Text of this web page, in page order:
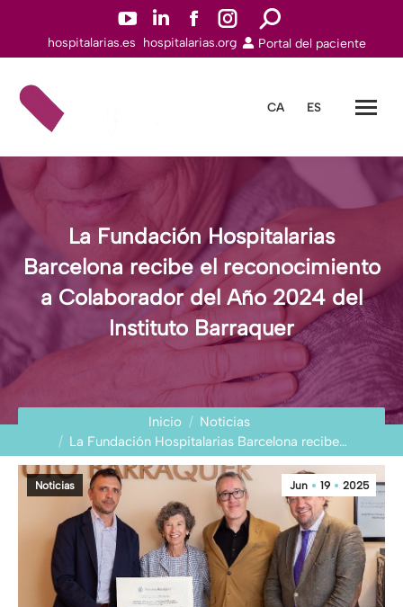
YouTuben
abre
ventana
Linkedinn
abre
ventana
Facebookn
abre
ventana
Instagramn
abre
ventana
Buscar:
hospitalarias.es hospitalarias.org Portal del paciente
CA ES
La Fundación Hospitalarias
Barcelona recibe el reconocimiento
a Colaborador del Año 2024 del
Instituto Barraquer
Inicio
Noticias
La Fundación Hospitalarias Barcelona recibe…
Jun 19 2025
Noticias